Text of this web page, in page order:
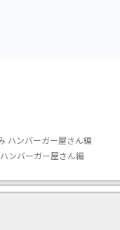
ハンバーガー屋さん編
ンバーガー屋さん編